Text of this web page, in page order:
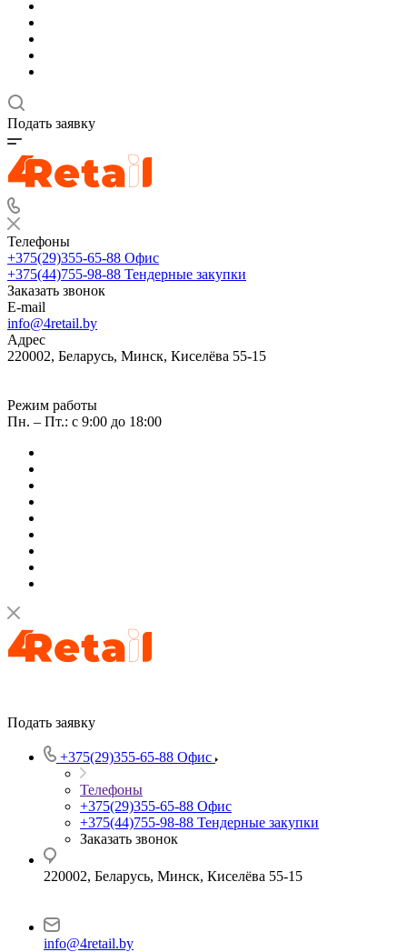
Подать заявку
Телефоны
+375(29)355-65-88 Офис
+375(44)755-98-88 Тендерные закупки
Заказать звонок
E-mail
info@4retail.by
Адрес
220002, Беларусь, Минск, Киселёва 55-15
Режим работы
Пн. – Пт.: с 9:00 до 18:00
Подать заявку
+375(29)355-65-88 Офис
Телефоны
+375(29)355-65-88 Офис
+375(44)755-98-88 Тендерные закупки
Заказать звонок
220002, Беларусь, Минск, Киселёва 55-15
info@4retail.by